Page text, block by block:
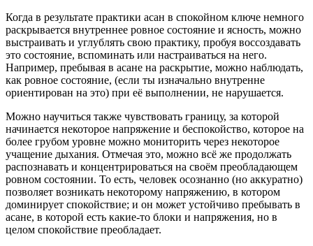
Когда в результате практики асан в спокойном ключе немного
раскрывается внутреннее ровное состояние и ясность, можно
выстраивать и углублять свою практику, пробуя воссоздавать
это состояние, вспоминать или настраиваться на него.
Например, пребывая в асане на раскрытие, можно наблюдать,
как ровное состояние, (если ты изначально внутренне
ориентирован на это) при её выполнении, не нарушается.
Можно научиться также чувствовать границу, за которой
начинается некоторое напряжение и беспокойство, которое на
более грубом уровне можно мониторить через некоторое
учащение дыхания. Отмечая это, можно всё же продолжать
распознавать и концентрироваться на своём преобладающем
ровном состоянии. То есть, человек осознанно (но аккуратно)
позволяет возникать некоторому напряжению, в котором
доминирует спокойствие; и он может устойчиво пребывать в
асане, в которой есть какие-то блоки и напряжения, но в
целом спокойствие преобладает.